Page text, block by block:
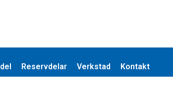
Reservdelar Verkstad
Kontakt